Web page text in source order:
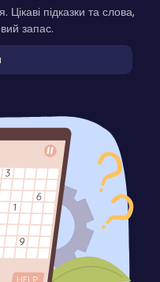
підказки та слова,
запас.